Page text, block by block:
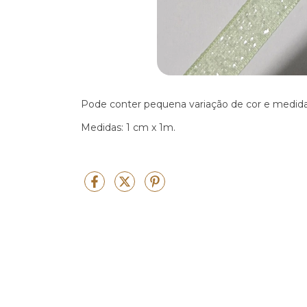
Pode conter pequena variação de cor e
Medidas: 1 cm x 1m.